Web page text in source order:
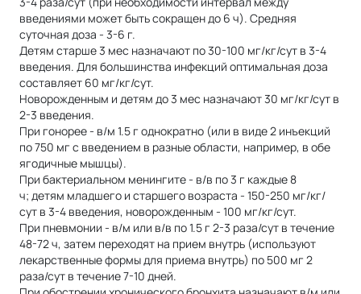
введениями может быть сокращен до 6 ч). Средняя
суточная доза - 3-6 г.
Детям старше 3 мес назначают по 30-100 мг/кг/сут в 3-4
введения. Для большинства инфекций оптимальная доза
составляет 60 мг/кг/сут.
Новорожденным и детям до 3 мес назначают 30 мг/кг/сут в
2-3 введения.
При гонорее - в/м 1.5 г однократно (или в виде 2 инъекций
по 750 мг с введением в разные области, например, в обе
ягодичные мышцы).
При бактериальном менингите - в/в по 3 г каждые 8
ч; детям младшего и старшего возраста - 150-250 мг/кг/
сут в 3-4 введения, новорожденным - 100 мг/кг/сут.
При пневмонии - в/м или в/в по 1.5 г 2-3 раза/сут в течение
48-72 ч, затем переходят на прием внутрь (используют
лекарственные формы для приема внутрь) по 500 мг 2
раза/сут в течение 7-10 дней.